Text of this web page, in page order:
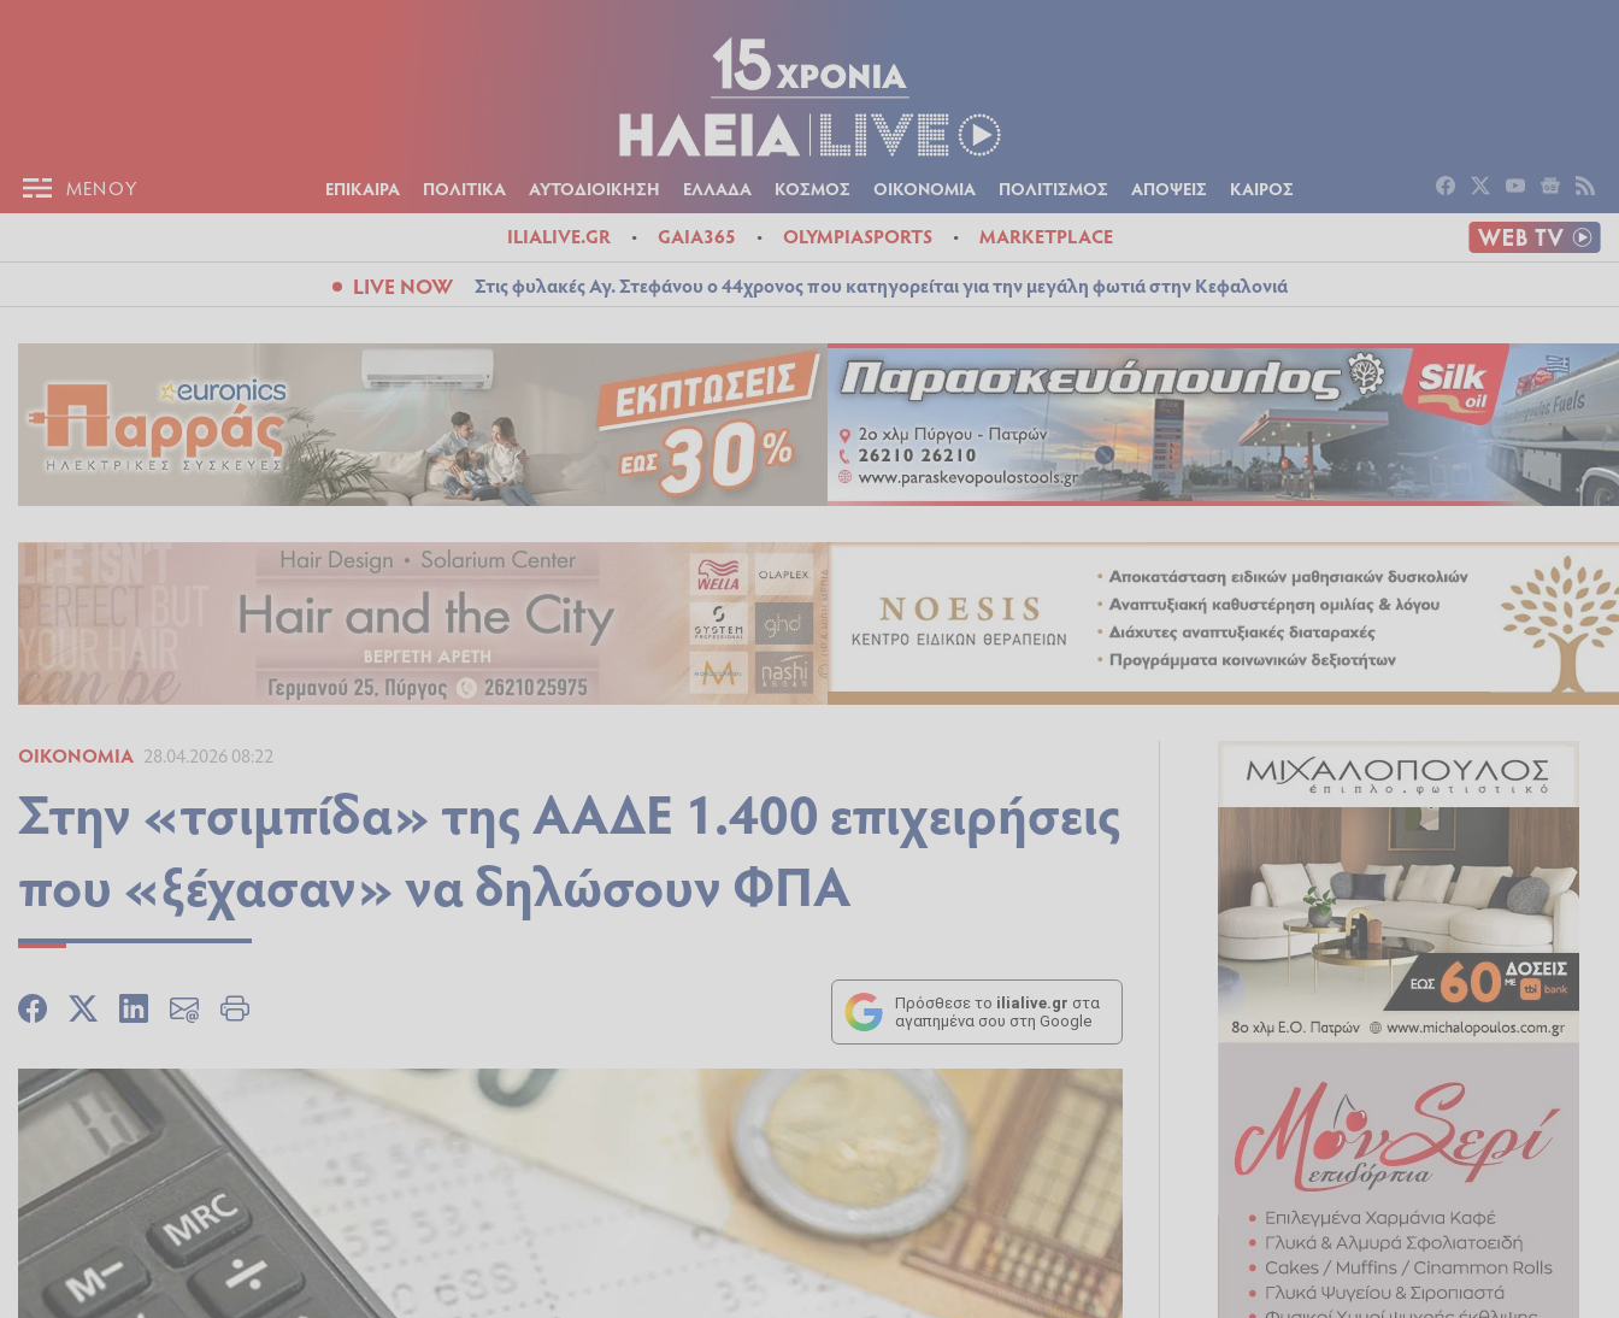
ΜΕΝΟΥ ΕΠΙΚΑΙΡΑ ΠΟΛΙΤΙΚΑ ΑΥΤΟΔΙΟΙΚΗΣΗ ΕΛΛΑΔΑ ΚΟΣΜΟΣ ΟΙΚΟΝΟΜΙΑ ΠΟΛΙΤΙΣΜΟΣ ΑΠΟΨΕΙΣ ΚΑΙΡΟΣ
ILIALIVE.GR GAIA365 OLYMPIASPORTS MARKETPLACE
LIVE NOW Στις φυλακές Αγ. Στεφάνου ο 44χρονος που κατηγορείται για την μεγάλη φωτιά στην Κεφαλονιά
ΟΙΚΟΝΟΜΊΑ 28.04.2026 08:22
Στην «τσιμπίδα» της ΑΑΔΕ 1.400 επιχειρήσεις
που «ξέχασαν» να δηλώσουν ΦΠΑ
Πρόσθεσε το ilialive.gr στα
αγαπημένα σου στη Google